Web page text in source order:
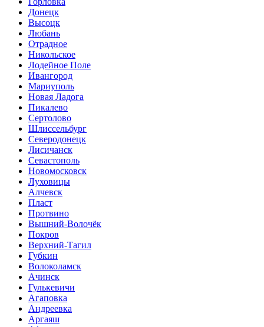
Донецк
Высоцк
Любань
Отрадное
Никольское
Лодейное Поле
Ивангород
Мариуполь
Новая Ладога
Пикалево
Сертолово
Шлиссельбург
Северодонецк
Лисичанск
Севастополь
Новомосковск
Луховицы
Алчевск
Пласт
Протвино
Вышний-Волочёк
Покров
Верхний-Тагил
Губкин
Волоколамск
Ачинск
Гулькевичи
Агаповка
Андреевка
Аргаяш